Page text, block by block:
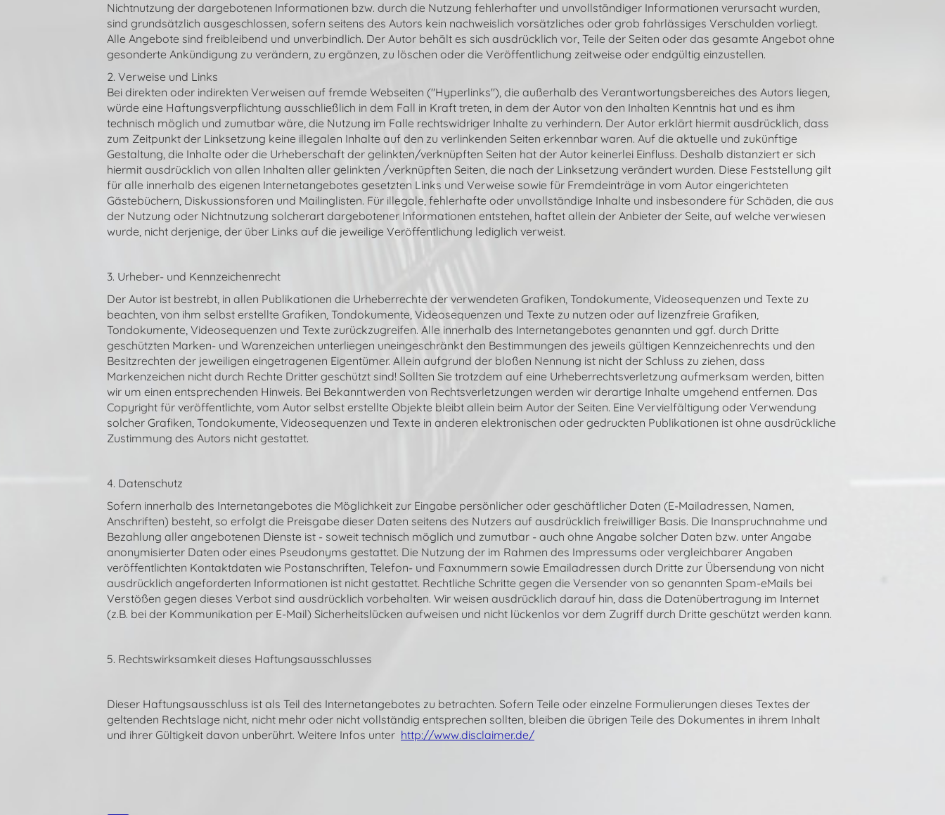
Nichtnutzung der dargebotenen Informationen bzw. durch die Nutzung fehlerhafter und unvollständiger Informationen verursacht wurden,
sind grundsätzlich ausgeschlossen, sofern seitens des Autors kein nachweislich vorsätzliches oder grob fahrlässiges Verschulden vorliegt.
Alle Angebote sind freibleibend und unverbindlich. Der Autor behält es sich ausdrücklich vor, Teile der Seiten oder das gesamte Angebot ohne
gesonderte Ankündigung zu verändern, zu ergänzen, zu löschen oder die Veröffentlichung zeitweise oder endgültig einzustellen.
2. Verweise und Links
Bei direkten oder indirekten Verweisen auf fremde Webseiten ("Hyperlinks"), die außerhalb des Verantwortungsbereiches des Autors liegen,
würde eine Haftungsverpflichtung ausschließlich in dem Fall in Kraft treten, in dem der Autor von den Inhalten Kenntnis hat und es ihm
technisch möglich und zumutbar wäre, die Nutzung im Falle rechtswidriger Inhalte zu verhindern. Der Autor erklärt hiermit ausdrücklich, dass
zum Zeitpunkt der Linksetzung keine illegalen Inhalte auf den zu verlinkenden Seiten erkennbar waren. Auf die aktuelle und zukünftige
Gestaltung, die Inhalte oder die Urheberschaft der gelinkten/verknüpften Seiten hat der Autor keinerlei Einfluss. Deshalb distanziert er sich
hiermit ausdrücklich von allen Inhalten aller gelinkten /verknüpften Seiten, die nach der Linksetzung verändert wurden. Diese Feststellung gilt
für alle innerhalb des eigenen Internetangebotes gesetzten Links und Verweise sowie für Fremdeinträge in vom Autor eingerichteten
Gästebüchern, Diskussionsforen und Mailinglisten. Für illegale, fehlerhafte oder unvollständige Inhalte und insbesondere für Schäden, die aus
der Nutzung oder Nichtnutzung solcherart dargebotener Informationen entstehen, haftet allein der Anbieter der Seite, auf welche verwiesen
wurde, nicht derjenige, der über Links auf die jeweilige Veröffentlichung lediglich verweist.
3. Urheber- und Kennzeichenrecht
Der Autor ist bestrebt, in allen Publikationen die Urheberrechte der verwendeten Grafiken, Tondokumente, Videosequenzen und Texte zu
beachten, von ihm selbst erstellte Grafiken, Tondokumente, Videosequenzen und Texte zu nutzen oder auf lizenzfreie Grafiken,
Tondokumente, Videosequenzen und Texte zurückzugreifen. Alle innerhalb des Internetangebotes genannten und ggf. durch Dritte
geschützten Marken- und Warenzeichen unterliegen uneingeschränkt den Bestimmungen des jeweils gültigen Kennzeichenrechts und den
Besitzrechten der jeweiligen eingetragenen Eigentümer. Allein aufgrund der bloßen Nennung ist nicht der Schluss zu ziehen, dass
Markenzeichen nicht durch Rechte Dritter geschützt sind! Sollten Sie trotzdem auf eine Urheberrechtsverletzung aufmerksam werden, bitten
wir um einen entsprechenden Hinweis. Bei Bekanntwerden von Rechtsverletzungen werden wir derartige Inhalte umgehend entfernen. Das
Copyright für veröffentlichte, vom Autor selbst erstellte Objekte bleibt allein beim Autor der Seiten. Eine Vervielfältigung oder Verwendung
solcher Grafiken, Tondokumente, Videosequenzen und Texte in anderen elektronischen oder gedruckten Publikationen ist ohne ausdrückliche
Zustimmung des Autors nicht gestattet.
4. Datenschutz
Sofern innerhalb des Internetangebotes die Möglichkeit zur Eingabe persönlicher oder geschäftlicher Daten (E-Mailadressen, Namen,
Anschriften) besteht, so erfolgt die Preisgabe dieser Daten seitens des Nutzers auf ausdrücklich freiwilliger Basis. Die Inanspruchnahme und
Bezahlung aller angebotenen Dienste ist - soweit technisch möglich und zumutbar - auch ohne Angabe solcher Daten bzw. unter Angabe
anonymisierter Daten oder eines Pseudonyms gestattet. Die Nutzung der im Rahmen des Impressums oder vergleichbarer Angaben
veröffentlichten Kontaktdaten wie Postanschriften, Telefon- und Faxnummern sowie Emailadressen durch Dritte zur Übersendung von nicht
ausdrücklich angeforderten Informationen ist nicht gestattet. Rechtliche Schritte gegen die Versender von so genannten Spam-eMails bei
Verstößen gegen dieses Verbot sind ausdrücklich vorbehalten. Wir weisen ausdrücklich darauf hin, dass die Datenübertragung im Internet
(z.B. bei der Kommunikation per E-Mail) Sicherheitslücken aufweisen und nicht lückenlos vor dem Zugriff durch Dritte geschützt werden kann.
5. Rechtswirksamkeit dieses Haftungsausschlusses
Dieser Haftungsausschluss ist als Teil des Internetangebotes zu betrachten. Sofern Teile oder einzelne Formulierungen dieses Textes der
geltenden Rechtslage nicht, nicht mehr oder nicht vollständig entsprechen sollten, bleiben die übrigen Teile des Dokumentes in ihrem Inhalt
und ihrer Gültigkeit davon unberührt. Weitere Infos unter http://www.disclaimer.de/